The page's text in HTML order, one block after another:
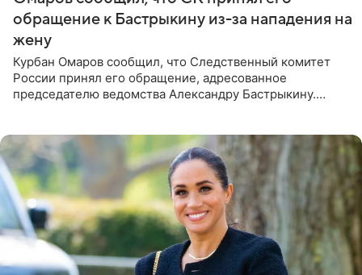
обращение к Бастрыкину из-за нападения на
жену
Курбан Омаров сообщил, что Следственный комитет
России принял его обращение, адресованное
председателю ведомства Александру Бастрыкину.